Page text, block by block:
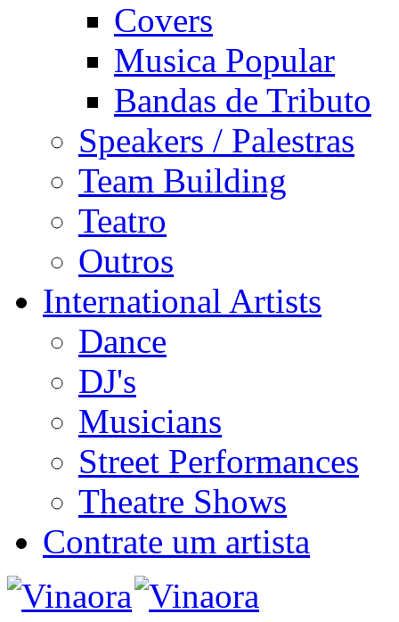
Covers
Musica Popular
Bandas de Tributo
Speakers / Palestras
Team Building
Teatro
Outros
International Artists
Dance
DJ's
Musicians
Street Performances
Theatre Shows
Contrate um artista